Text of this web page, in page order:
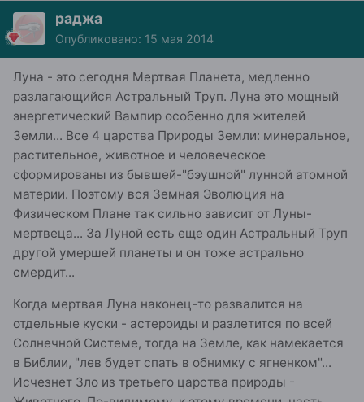
раджа
Опубликовано: 15 мая 2014
Луна - это сегодня Мертвая Планета, медленно
разлагающийся Астральный Труп. Луна это мощный
энергетический Вампир особенно для жителей
Земли... Все 4 царства Природы Земли: минеральное,
растительное, животное и человеческое
сформированы из бывшей-"бэушной" лунной атомной
материи. Поэтому вся Земная Эволюция на
Физическом Плане так сильно зависит от Луны-
мертвеца... За Луной есть еще один Астральный Труп
другой умершей планеты и он тоже астрально
смердит...
Когда мертвая Луна наконец-то развалится на
отдельные куски - астероиды и разлетится по всей
Солнечной Системе, тогда на Земле, как намекается
в Библии, "лев будет спать в обнимку с ягненком"...
Исчезнет Зло из третьего царства природы -